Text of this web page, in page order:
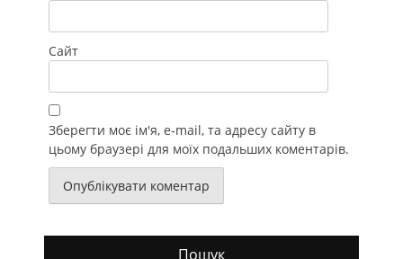
Сайт
Зберегти моє ім'я, e-mail, та адресу сайту в
цьому браузері для моїх подальших коментарів.
Пошук